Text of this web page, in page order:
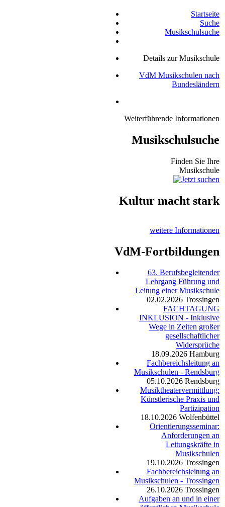
Startseite
Suche
Musikschulsuche
Details zur Musikschule
VdM Musikschulen nach
Bundesländern
Weiterführende Informationen
Musikschulsuche
Finden Sie Ihre
Musikschule
Kultur macht stark
weitere Informationen
VdM-Fortbildungen
63. Berufsbegleitender
Lehrgang Führung und
Leitung einer Musikschule
02.02.2026 Trossingen
FACHTAGUNG
INKLUSION - Inklusive
Wege in Zeiten großer
gesellschaftlicher
Widersprüche
18.09.2026 Hamburg
Fachbereichsleitung an
Musikschulen - Rendsburg
05.10.2026 Rendsburg
Musiktheatervermittlung:
Künstlerische Praxis und
Partizipation
18.10.2026 Wolfenbüttel
Orientierungsseminar:
Anforderungen an
Leitungskräfte in
Musikschulen
19.10.2026 Trossingen
Fachbereichsleitung an
Musikschulen - Trossingen
26.10.2026 Trossingen
Aufgaben an und in einer